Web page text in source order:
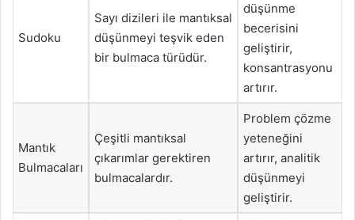
Sudoku
Sayı dizileri ile mantıksal
düşünmeyi teşvik eden
bir bulmaca türüdür.
düşünme
becerisini
geliştirir,
konsantrasyonu
artırır.
Mantık
Bulmacaları
Çeşitli mantıksal
çıkarımlar gerektiren
bulmacalardır.
Problem çözme
yeteneğini
artırır, analitik
düşünmeyi
geliştirir.